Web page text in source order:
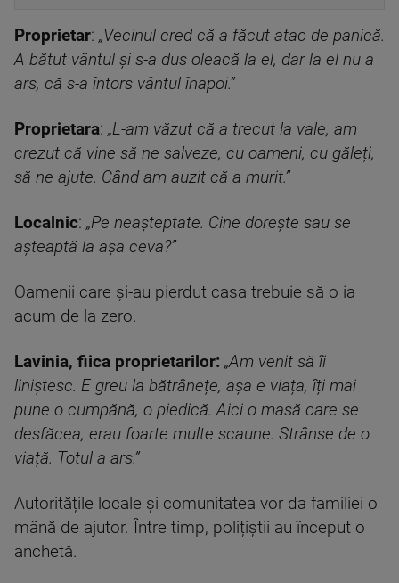
Proprietar: „Vecinul cred că a făcut atac de panică.
A bătut vântul și s-a dus oleacă la el, dar la el nu a
ars, că s-a întors vântul înapoi.”
Proprietara: „L-am văzut că a trecut la vale, am
crezut că vine să ne salveze, cu oameni, cu găleți,
să ne ajute. Când am auzit că a murit.”
Localnic: „Pe neașteptate. Cine dorește sau se
așteaptă la așa ceva?”
Oamenii care și-au pierdut casa trebuie să o ia
acum de la zero.
Lavinia, fiica proprietarilor: „Am venit să îi
liniștesc. E greu la bătrânețe, așa e viața, îți mai
pune o cumpănă, o piedică. Aici o masă care se
desfăcea, erau foarte multe scaune. Strânse de o
viață. Totul a ars.”
Autoritățile locale și comunitatea vor da familiei o
mână de ajutor. Între timp, polițiștii au început o
anchetă.